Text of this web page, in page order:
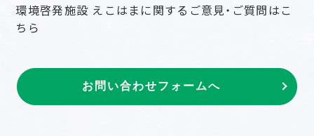
環境啓発施設 えこはまに関するご意見・ご質問はこ
ちら
お問い合わせフォームへ